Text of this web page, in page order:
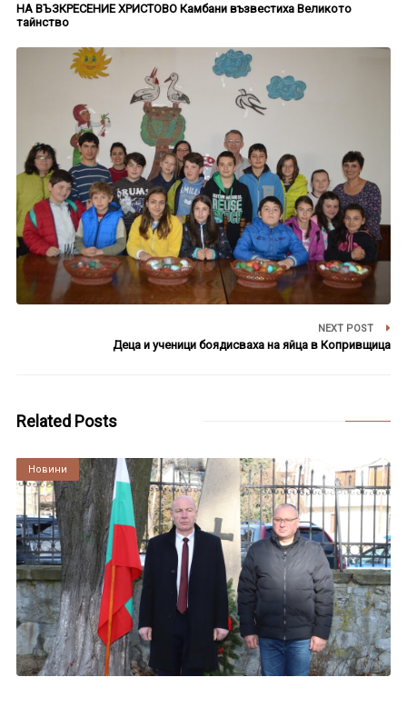
НА ВЪЗКРЕСЕНИЕ ХРИСТОВО Камбани възвестиха Великото
тайнство
NEXT POST
Деца и ученици боядисваха на яйца в Копривщица
Related Posts
Култура
Новини